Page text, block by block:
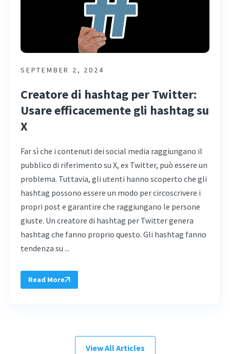
SEPTEMBER 2, 2024
Creatore di hashtag per Twitter:
Usare efficacemente gli hashtag su
X
Far sì che i contenuti dei social media raggiungano il
pubblico di riferimento su X, ex Twitter, può essere un
problema. Tuttavia, gli utenti hanno scoperto che gli
hashtag possono essere un modo per circoscrivere i
propri post e garantire che raggiungano le persone
giuste. Un creatore di hashtag per Twitter genera
hashtag che fanno proprio questo. Gli hashtag fanno
tendenza su ...
Read More
View All Articles